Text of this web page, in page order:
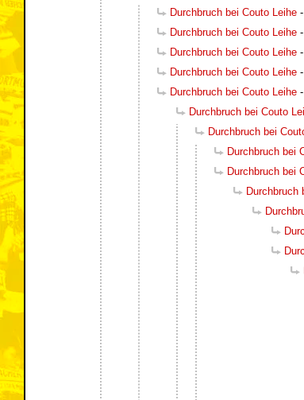
Durchbruch bei Couto Leihe -
Durchbruch bei Couto Leihe -
Durchbruch bei Couto Leihe -
Durchbruch bei Couto Leihe -
Durchbruch bei Couto Leihe -
Durchbruch bei Couto
Durchbruch bei
Durchbruch bei
Durchbruch bei
Durchbruch